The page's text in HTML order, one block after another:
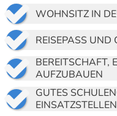
 WOHNSITZ IN
 REISEPASS UND

BEREITSCHAFT,
AUFZUBAUEN

GUTES
EINSATZSTELLEN